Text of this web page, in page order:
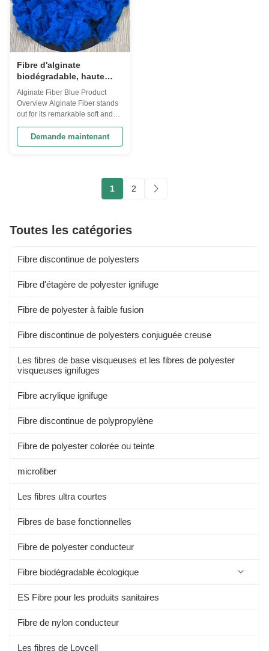
Fibre d'alginate
biodégradable, haute
absorption, texture
douce
Alginate Fiber Blue Product
Overview Alginate Fiber stands
out for its remarkable soft and
comfort for sensitive skin. This
hypoallergenic material
performance, featuring excellent
biodegradability and moisture
Demande maintenant
1 2
Toutes les catégories
Fibre discontinue de polyesters
Fibre d'étagère de polyester ignifuge
Fibre de polyester à faible fusion
Fibre discontinue de polyesters conjuguée creuse
Les fibres de base visqueuses et les fibres de polyester
visqueuses ignifuges
Fibre acrylique ignifuge
Fibre discontinue de polypropylène
Fibre de polyester colorée ou teinte
microfiber
Les fibres ultra courtes
Fibres de base fonctionnelles
Fibre de polyester conducteur
Fibre biodégradable écologique
Fibre de protéine de soja
Fibre d'aloe
Les fibres alginées
ES Fibre pour les produits sanitaires
Fibre de nylon conducteur
Les fibres de Loycell